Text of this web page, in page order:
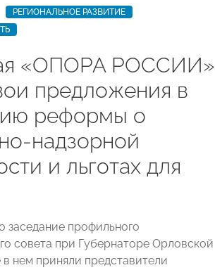
РЕГИОНАЛЬНОЕ РАЗВИТИЕ
«ОПОРА РОССИИ»
предложения в
реформы о
надзорной
и льготах для
заседание профильного
совета при Губернаторе Орловской
нем приняли представители